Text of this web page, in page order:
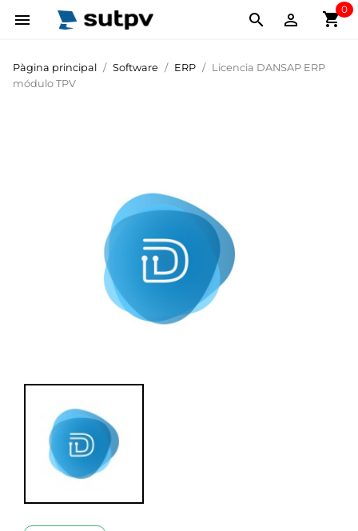
 shopping_cart
0


Pàgina principal Software ERP
Licencia DANSAP ERP
módulo TPV